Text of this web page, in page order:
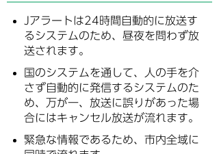
Jアラートは24時間自動的に放送す
るシステムのため、昼夜を問わず放
送されます。
国のシステムを通して、人の手を介
さず自動的に発信するシステムのた
め、万が一、放送に誤りがあった場
合にはキャンセル放送が流れます。
緊急な情報であるため、市内全域に